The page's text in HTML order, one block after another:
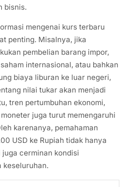
bisnis.
mengenai kurs terbaru
penting. Misalnya, jika
pembelian barang impor,
internasional, atau bahkan
biaya liburan ke luar negeri,
nilai tukar akan menjadi
tren pertumbuhan ekonomi,
juga turut memengaruhi
karenanya, pemahaman
USD ke Rupiah tidak hanya
cerminan kondisi
keseluruhan.